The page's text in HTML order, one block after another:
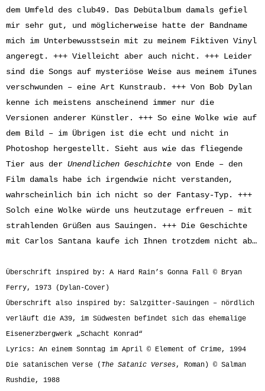
dem Umfeld des club49. Das Debütalbum damals gefiel
mir sehr gut, und möglicherweise hatte der Bandname
mich im Unterbewusstsein mit zu meinem Fiktiven Vinyl
angeregt. +++ Vielleicht aber auch nicht. +++ Leider
sind die Songs auf mysteriöse Weise aus meinem iTunes
verschwunden – eine Art Kunstraub. +++ Von Bob Dylan
kenne ich meistens anscheinend immer nur die
Versionen anderer Künstler. +++ So eine Wolke wie auf
dem Bild – im Übrigen ist die echt und nicht in
Photoshop hergestellt. Sieht aus wie das fliegende
Tier aus der Unendlichen Geschichte von Ende – den
Film damals habe ich irgendwie nicht verstanden,
wahrscheinlich bin ich nicht so der Fantasy-Typ. +++
Solch eine Wolke würde uns heutzutage erfreuen – mit
strahlenden Grüßen aus Sauingen. +++ Die Geschichte
mit Carlos Santana kaufe ich Ihnen trotzdem nicht ab…
Überschrift inspired by: A Hard Rain’s Gonna Fall © Bryan
Ferry, 1973 (Dylan-Cover)
Überschrift also inspired by: Salzgitter-Sauingen – nördlich
verläuft die A39, im Südwesten befindet sich das ehemalige
Eisenerzbergwerk „Schacht Konrad“
Lyrics: An einem Sonntag im April © Element of Crime, 1994
Die satanischen Verse ( The Satanic Verses, Roman) © Salman
Rushdie, 1988